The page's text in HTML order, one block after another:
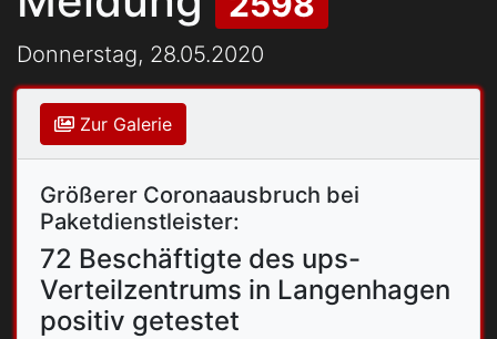
Donnerstag, 28.05.2020
Zur Galerie
Größerer Coronaausbruch bei
Paketdienstleister:
72 Beschäftigte des ups-
Verteilzentrums in Langenhagen
positiv getestet